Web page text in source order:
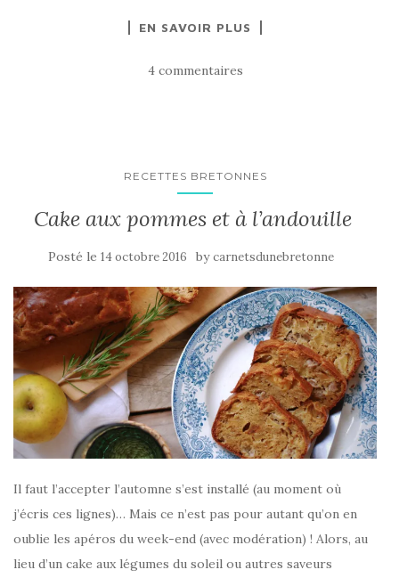
EN SAVOIR PLUS
4 commentaires
RECETTES BRETONNES
Cake aux pommes et à l’andouille
Posté le 14 octobre 2016 bycarnetsdunebretonne
Il faut l’accepter l’automne s’est installé (au moment où
j’écris ces lignes)… Mais ce n’est pas pour autant qu’on en
oublie les apéros du week-end (avec modération) ! Alors, au
lieu d’un cake aux légumes du soleil ou autres saveurs